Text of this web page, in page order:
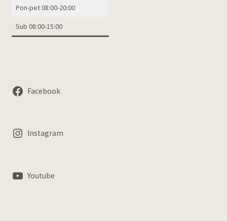
Pon-pet 08:00-20:00
Sub 08:00-15:00
Facebook
Instagram
Youtube